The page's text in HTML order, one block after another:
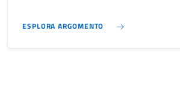
ESPLORA ARGOMENTO